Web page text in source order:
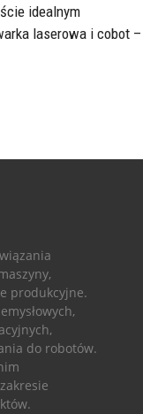
idealnym
laserowa i cobot –
produkcyjne.
do robotów.